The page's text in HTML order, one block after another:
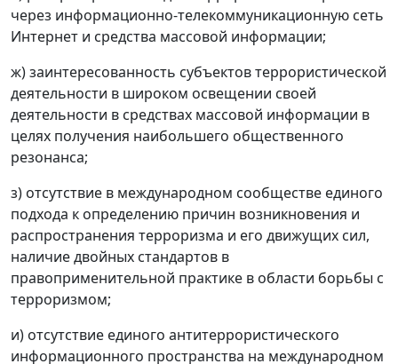
через информационно-телекоммуникационную сеть
Интернет и средства массовой информации;
ж) заинтересованность субъектов террористической
деятельности в широком освещении своей
деятельности в средствах массовой информации в
целях получения наибольшего общественного
резонанса;
з) отсутствие в международном сообществе единого
подхода к определению причин возникновения и
распространения терроризма и его движущих сил,
наличие двойных стандартов в
правоприменительной практике в области борьбы с
терроризмом;
и) отсутствие единого антитеррористического
информационного пространства на международном